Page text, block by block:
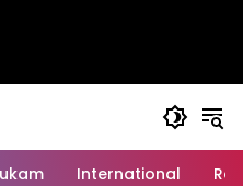
International